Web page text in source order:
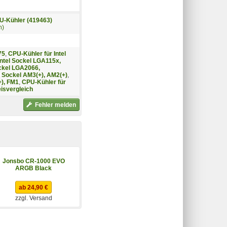
Kühler (419463)
, CPU-Kühler für Intel
Sockel LGA115x,
LGA2066,
AM3(+), AM2(+),
FM1, CPU-Kühler für
Fehler melden
Jonsbo CR-1000 EVO
ARGB Black
ab 24,90 €
zzgl. Versand